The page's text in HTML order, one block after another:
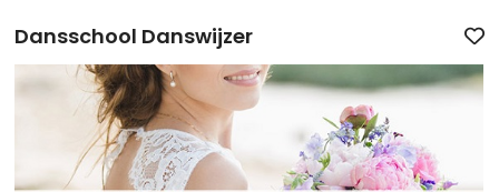
Dansschool Danswijzer